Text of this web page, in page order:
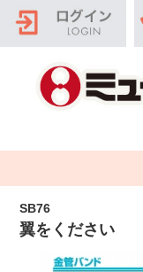
SB76
翼をください